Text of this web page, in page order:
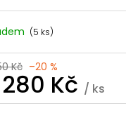
(5 ks)
Kč –20 %
Kč / ks
VOLCANO